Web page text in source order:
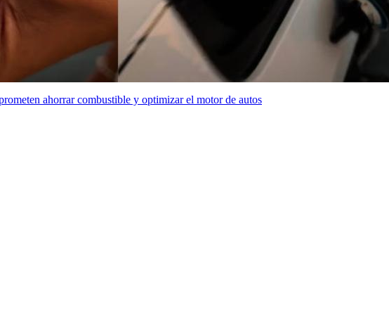
ahorrar combustible y optimizar el motor de autos